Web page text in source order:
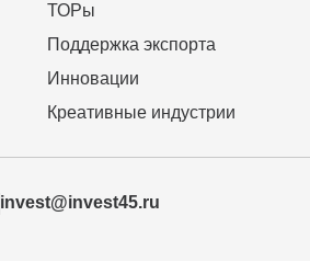
ТОРы
Поддержка экспорта
Инновации
Креативные индустрии
invest@invest45.ru